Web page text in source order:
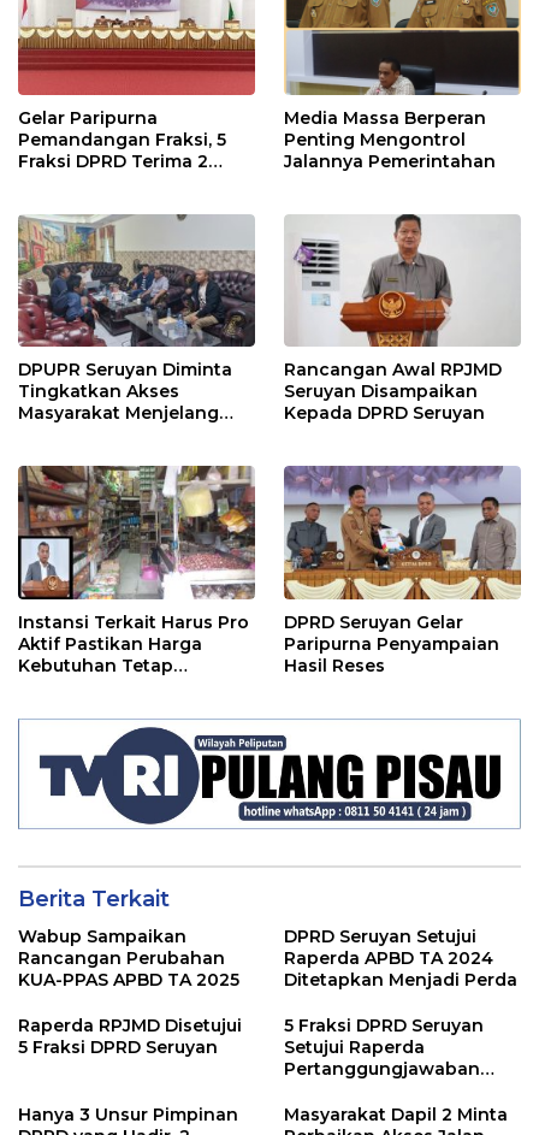
Gelar Paripurna
Pemandangan Fraksi, 5
Fraksi DPRD Terima 2
Media Massa Berperan
Penting Mengontrol
Jalannya Pemerintahan
DPUPR Seruyan Diminta
Tingkatkan Akses
Masyarakat Menjelang
Rancangan Awal RPJMD
Seruyan Disampaikan
Kepada DPRD Seruyan
Instansi Terkait Harus Pro
Aktif Pastikan Harga
Kebutuhan Tetap
DPRD Seruyan Gelar
Paripurna Penyampaian
Hasil Reses
Berita Terkait
Wabup Sampaikan
Rancangan Perubahan
KUA-PPAS APBD TA 2025
DPRD Seruyan Setujui
Raperda APBD TA 2024
Ditetapkan Menjadi Perda
Raperda RPJMD Disetujui
5 Fraksi DPRD Seruyan
5 Fraksi DPRD Seruyan
Setujui Raperda
Pertanggungjawaban
2024
Hanya 3 Unsur Pimpinan
Masyarakat Dapil 2 Minta